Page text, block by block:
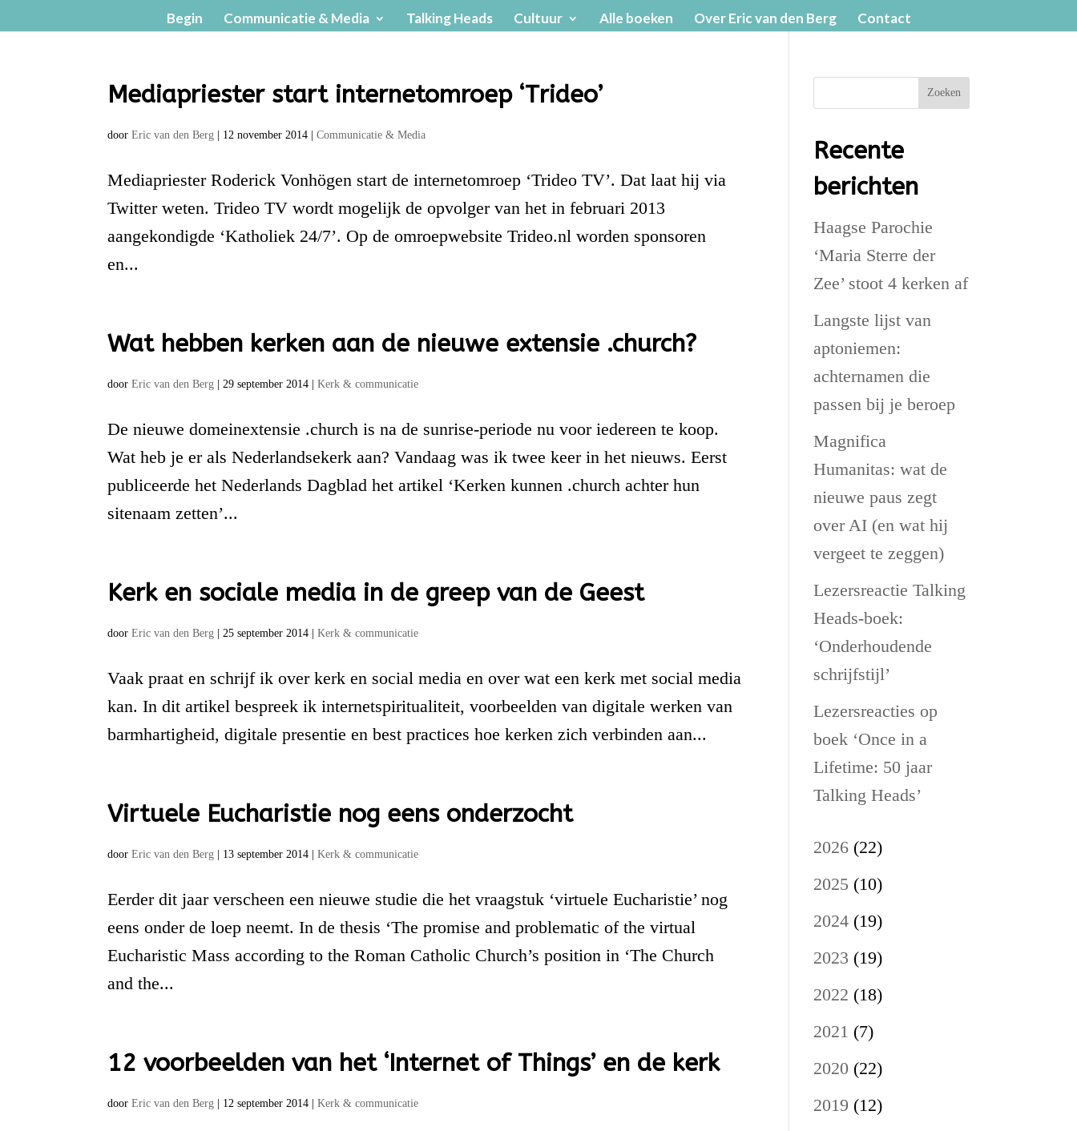
Begin Communicatie & Media Talking Heads Cultuur Alle boeken Over Eric van den Berg Contact
Mediapriester start internetomroep ‘Trideo’
doorEric van den Berg 12 november 2014 |Communicatie & Media
Mediapriester Roderick Vonhögen start de internetomroep ‘Trideo TV’. Dat laat hij via
Twitter weten. Trideo TV wordt mogelijk de opvolger van het in februari 2013
aangekondigde ‘Katholiek 24/7’. Op de omroepwebsite Trideo.nl worden sponsoren
en...
Wat hebben kerken aan de nieuwe extensie .church?
doorEric van den Berg |29 september 2014 |Kerk & communicatie
De nieuwe domeinextensie .church is na de sunrise-periode nu voor iedereen te koop.
Wat heb je er als Nederlandsekerk aan? Vandaag was ik twee keer in het nieuws. Eerst
publiceerde het Nederlands Dagblad het artikel ‘Kerken kunnen .church achter hun
sitenaam zetten’...
Kerk en sociale media in de greep van de Geest
doorEric van den Berg |25 september 2014 |Kerk & communicatie
Vaak praat en schrijf ik over kerk en social media en over wat een kerk met social media
kan. In dit artikel bespreek ik internetspiritualiteit, voorbeelden van digitale werken van
barmhartigheid, digitale presentie en best practices hoe kerken zich verbinden aan...
Virtuele Eucharistie nog eens onderzocht
doorEric van den Berg 13 september 2014 |Kerk & communicatie
Eerder dit jaar verscheen een nieuwe studie die het vraagstuk ‘virtuele Eucharistie’ nog
eens onder de loep neemt. In de thesis ‘The promise and problematic of the virtual
Eucharistic Mass according to the Roman Catholic Church’s position in ‘The Church
and the...
12 voorbeelden van het ‘Internet of Things’ en de kerk
doorEric van den Berg 12 september 2014 |Kerk & communicatie
Zoeken
Recente
berichten
Haagse Parochie
‘Maria Sterre der
Zee’ stoot 4 kerken af
Langste lijst van
aptoniemen:
achternamen die
passen bij je beroep
Magnifica
Humanitas: wat de
nieuwe paus zegt
over AI (en wat hij
vergeet te zeggen)
Lezersreactie Talking
Heads-boek:
‘Onderhoudende
schrijfstijl’
Lezersreacties op
boek ‘Once in a
Lifetime: 50 jaar
Talking Heads’
2026 (22)
2025 (10)
2024 (19)
2023 (19)
2022 (18)
2021 (7)
2020 (22)
2019 (12)